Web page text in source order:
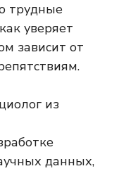
трудные
уверяет
зависит от
из
данных,